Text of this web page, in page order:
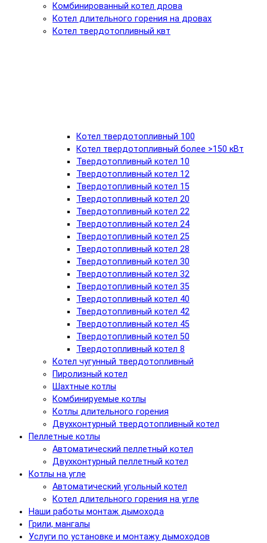
Комбинированный котел дрова
Котел длительного горения на дровах
Котел твердотопливный квт
Котел твердотопливный 100
Котел твердотопливный более >150 кВт
Твердотопливный котел 10
Твердотопливный котел 12
Твердотопливный котел 15
Твердотопливный котел 20
Твердотопливный котел 22
Твердотопливный котел 24
Твердотопливный котел 25
Твердотопливный котел 28
Твердотопливный котел 30
Твердотопливный котел 32
Твердотопливный котел 35
Твердотопливный котел 40
Твердотопливный котел 42
Твердотопливный котел 45
Твердотопливный котел 50
Твердотопливный котел 8
Котел чугунный твердотопливный
Пиролизный котел
Шахтные котлы
Комбинируемые котлы
Котлы длительного горения
Двухконтурный твердотопливный котел
Пеллетные котлы
Автоматический пеллетный котел
Двухконтурный пеллетный котел
Котлы на угле
Автоматический угольный котел
Котел длительного горения на угле
Наши работы монтаж дымохода
Грили, мангалы
Услуги по установке и монтажу дымоходов